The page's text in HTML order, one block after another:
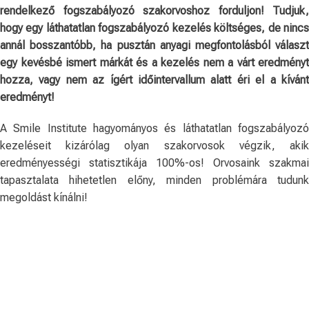
rendelkező fogszabályozó szakorvoshoz forduljon! Tudjuk,
hogy egy láthatatlan fogszabályozó kezelés költséges, de nincs
annál bosszantóbb, ha pusztán anyagi megfontolásból választ
egy kevésbé ismert márkát és a kezelés nem a várt eredményt
hozza, vagy nem az ígért időintervallum alatt éri el a kívánt
eredményt!
A Smile Institute hagyományos és láthatatlan fogszabályozó
kezeléseit kizárólag olyan szakorvosok végzik, akik
eredményességi statisztikája 100%-os! Orvosaink szakmai
tapasztalata hihetetlen előny, minden problémára tudunk
megoldást kínálni!